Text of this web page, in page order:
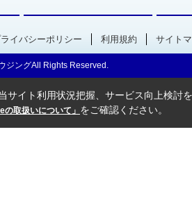
イバシーポリシー 利用規約 サイト
ジングAll Rights Reserved.
サイト利用状況把握、サービス向上検討
の取扱いについて」 をご確認ください。